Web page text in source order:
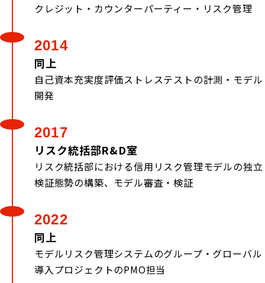
クレジット・カウンターパーティー・リスク管理
2014
同上
自己資本充実度評価ストレステストの計測・モデル
開発
2017
リスク統括部R&D室
リスク統括部における信用リスク管理モデルの独立
検証態勢の構築、モデル審査・検証
2022
同上
モデルリスク管理システムのグループ・グローバル
導入プロジェクトのPMO担当